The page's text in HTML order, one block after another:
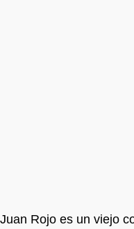
Juan Rojo es un viejo